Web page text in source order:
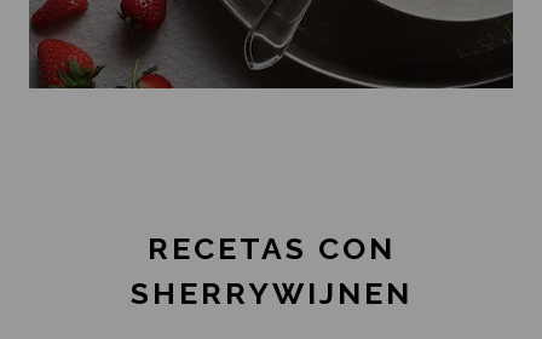
RECETAS CON
SHERRYWIJNEN